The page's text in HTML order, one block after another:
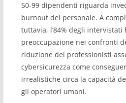
50-99 dipendenti riguarda
burnout del personale. A
tuttavia, l’84% degli intervistati
preoccupazione nei confronti
riduzione dei professionisti
cybersicurezza come
irrealistiche circa la capacità
gli operatori umani.